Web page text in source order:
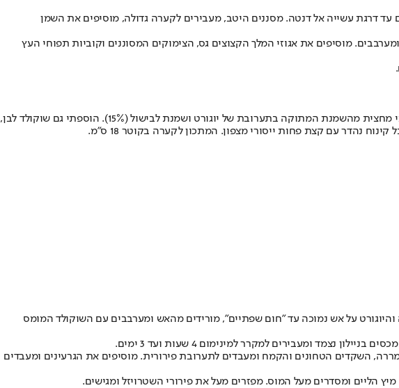
הביצים עד דרגת עשייה אל דנטה. מסננים היטב, מעבירים לקערה גדולה, מוסיפים את השמן
האטריות ומערבבים. מוסיפים את אגוזי המלך הקצוצים גס, הצימוקים המסוננים וקוביות תפוחי העץ
זהו קינוח חגיגי, או אם תרצו, עוגת מוס מפורקת. משום שהמנה מוגשת בקערה, אפשר לוותר על הג'לטין. בתערובת המוס החלפתי מחצית מהשמנת המתוקה בתערובת של יוגורט ושמנת לבישול (15%). הוספתי גם שוקולד לבן,
נהדר עם קצת פחות ייסורי מצפון. המתכון לקערה בקוטר 18 ס"מ.
על אש נמוכה עד "חום שפתיים", מורידים מהאש ומערבבים עם השוקולד המומס
ומעבירים למקרר למינימום 4 שעות ועד 3 ימים.
את החמאה, סוכר הדמררה, השקדים הטחונים והקמח ומעבדים לתערובת פירורית. מוסיפים את הגרעינים ומעבדים